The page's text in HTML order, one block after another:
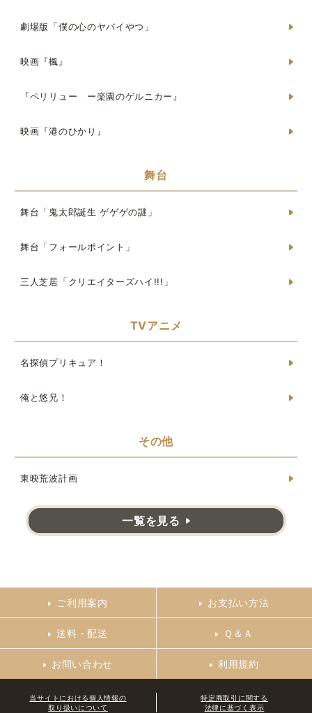
劇場版「僕の心のヤバイやつ」
映画『楓』
『ペリリュー ー楽園のゲルニカー』
映画『港のひかり』
舞台
舞台「鬼太郎誕生 ゲゲゲの謎」
舞台「フォールポイント」
三人芝居「クリエイターズハイ!!!」
TVアニメ
名探偵プリキュア！
俺と悠兄！
その他
東映荒波計画
一覧を見る
ご利用案内 お支払い方法
送料・配送 Ｑ＆Ａ
お問い合わせ 利用規約
当サイトにおける個人情報の
取り扱いについて
特定商取引に関する
法律に基づく表示